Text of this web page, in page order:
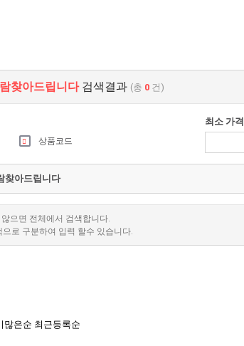
찾아드립니다검색결과 (총 0 건)
상품코드
최소 가격
으면 전체에서 검색합니다.
로 구분하여 입력 할수 있습니다.
많은순 최근등록순